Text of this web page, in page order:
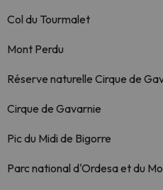
Col du Tourmalet
Mont Perdu
Réserve naturelle Cirque de
Cirque de Gavarnie
Pic du Midi de Bigorre
Parc national d'Ordesa et du